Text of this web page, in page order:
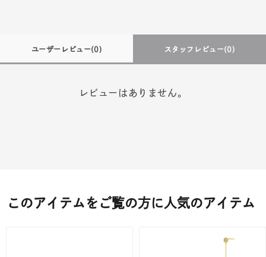
ユーザーレビュー(0) スタッフレビュー(0)
レビューはありません。
このアイテムをご覧の方に人気のアイテム